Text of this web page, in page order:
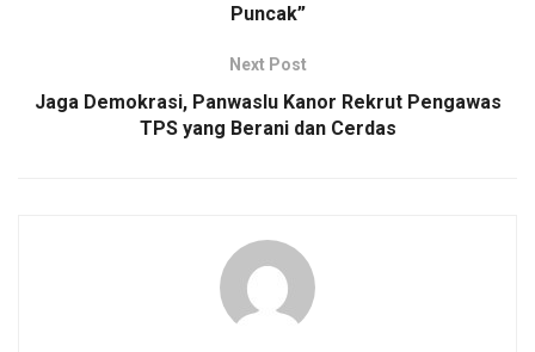
Puncak”
Next Post
Jaga Demokrasi, Panwaslu Kanor Rekrut Pengawas
TPS yang Berani dan Cerdas